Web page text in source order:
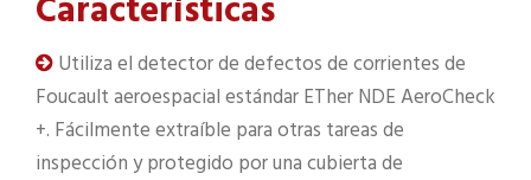
Características
Utiliza el detector de defectos de corrientes de
Foucault aeroespacial estándar ETher NDE AeroCheck
+. Fácilmente extraíble para otras tareas de
inspección y protegido por una cubierta de